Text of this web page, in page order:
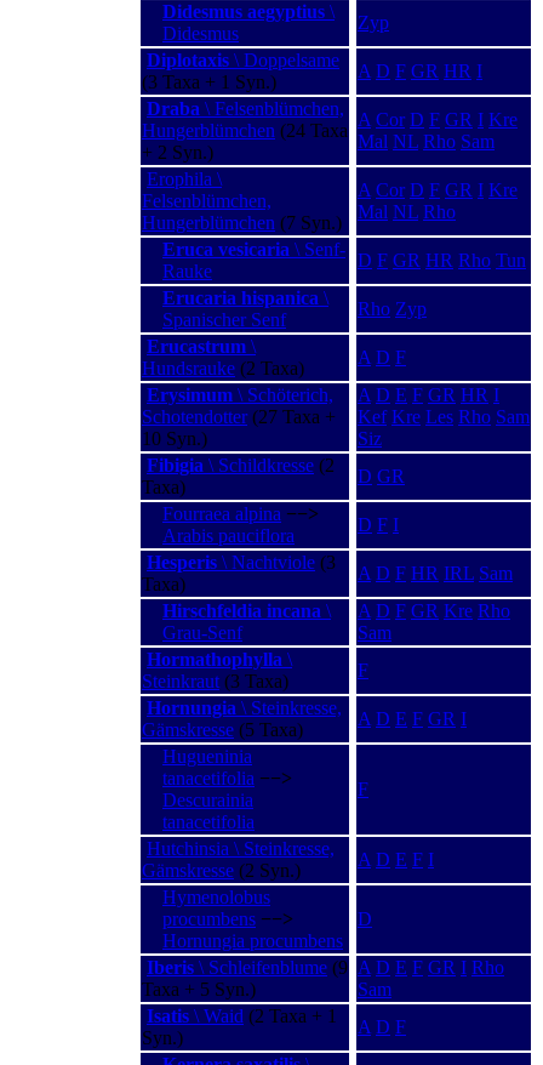
Didesmus aegyptius \
Didesmus
Zyp
Diplotaxis \ Doppelsame
(3 Taxa + 1 Syn.)
A D F GR HR I
Draba \ Felsenblümchen,
Hungerblümchen (24 Taxa
+ 2 Syn.)
A Cor D F GR I Kre
Mal NL Rho Sam
Erophila \
Felsenblümchen,
Hungerblümchen (7 Syn.)
A Cor D F GR I Kre
Mal NL Rho
Eruca vesicaria \ Senf-
Rauke
D F GR HR Rho Tun
Erucaria hispanica \
Spanischer Senf
Rho Zyp
Erucastrum \
Hundsrauke (2 Taxa)
A D F
Erysimum \ Schöterich,
Schotendotter(27 Taxa +
10 Syn.)
A D E F GR HR I
Kef Kre Les Rho Sam
Siz
Fibigia \ Schildkresse (2
Taxa)
D GR
Fourraea alpina −−>
Arabis pauciflora
D F I
Hesperis \ Nachtviole (3
Taxa)
A D F HR IRL Sam
Hirschfeldia incana \
Grau-Senf
A D F GR Kre Rho
Sam
Hormathophylla \
Steinkraut (3 Taxa)
F
Hornungia \ Steinkresse,
Gämskresse (5 Taxa)
A D E F GR I
Hugueninia
tanacetifolia −−>
Descurainia
tanacetifolia
F
Hutchinsia \ Steinkresse,
Gämskresse (2 Syn.)
A D E F I
Hymenolobus
procumbens −−>
Hornungia procumbens
D
Iberis \ Schleifenblume (9
Taxa + 5 Syn.)
A D E F GR I Rho
Sam
Isatis \ Waid (2 Taxa + 1
Syn.)
A D F